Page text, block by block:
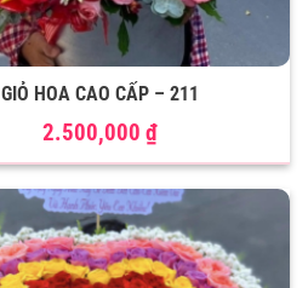
GIỎ HOA CAO CẤP – 211
2.500,000 ₫